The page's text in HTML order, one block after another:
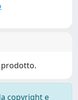
prodotto.
copyright e